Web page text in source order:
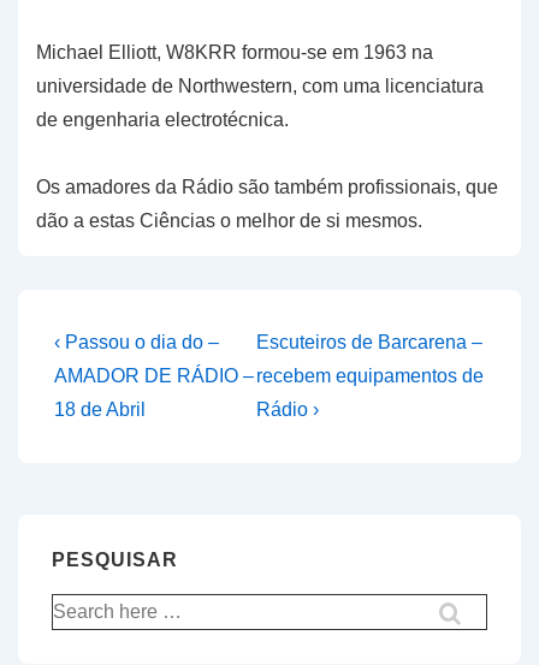
Michael Elliott, W8KRR formou-se em 1963 na
universidade de Northwestern, com uma licenciatura
de engenharia electrotécnica.
Os amadores da Rádio são também profissionais, que
dão a estas Ciências o melhor de si mesmos.
Navegação
de
artigos
Previous
Post
is
‹ Passou o dia do –
AMADOR DE RÁDIO –
18 de Abril
Next
Post
is
Escuteiros de Barcarena –
recebem equipamentos de
Rádio ›
PESQUISAR
Pesquisar
por: